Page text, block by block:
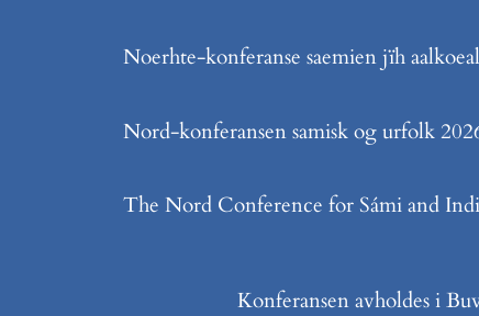
Noerhte-konferanse saemien jïh
Nord-konferansen samisk og urfolk
The Nord Conference for Sámi and
Konferansen avholdes i